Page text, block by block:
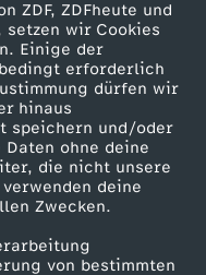
ZDF, ZDFheute und
setzen wir Cookies
Einige der
erforderlich
dürfen wir
hinaus
speichern und/oder
ohne deine
die nicht unsere
deine
Zwecken.
von bestimmten
zum ZDF